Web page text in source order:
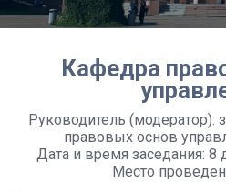
Кафедра
Руководитель
правовых основ
Дата и время заседания: 8
Место